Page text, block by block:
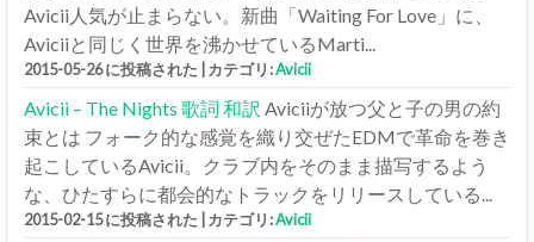
Avicii人気が止まらない。新曲「Waiting For Love」に、
Aviciiと同じく世界を沸かせているMarti...
2015-05-26 に投稿された |カテゴリ:Avicii
Avicii – The Nights 歌詞 和訳 Aviciiが放つ父と子の男の約
束とは フォーク的な感覚を織り交ぜたEDMで革命を巻き
起こしているAvicii。クラブ内をそのまま描写するよう
な、ひたすらに都会的なトラックをリリースしている...
2015-02-15 に投稿された |カテゴリ:Avicii